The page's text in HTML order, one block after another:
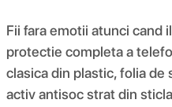
Fii fara emotii atunci cand
protectie completa a
clasica din plastic, folia
activ antisoc strat din